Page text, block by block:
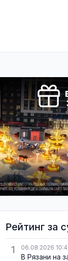
Рейтинг за
1
06.08.2026
В Рязани на